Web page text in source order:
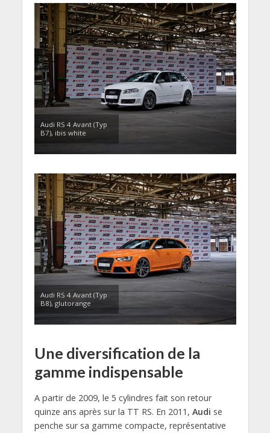
Audi RS 4 Avant (Typ
B7), ibis white
Audi RS 4 Avant (Typ
B8), glutorange
Une diversification de la
gamme indispensable
A partir de 2009, le 5 cylindres fait son retour
quinze ans après sur la TT RS. En 2011, Audi se
penche sur sa gamme compacte, représentative